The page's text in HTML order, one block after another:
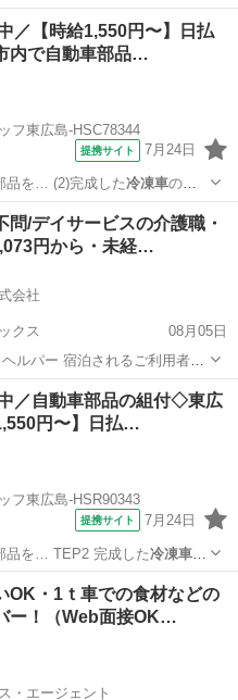
／【時給1,550円〜】日払
内で自動車部品…
フ東広島-HSC78344
提携サイト 7月24日
へ 指示通り部品を… (2)完成した冷凍車の中
問/デイサービスの介護職・
円から・未経…
会社
クス
08月05日
ルパー 宿泊されるご利用者さ
の見守りをすることがメイン
居室巡回 着替え・排泄・服薬
／自動車部品の組付◇東広
円〜】日払…
フ東広島-HSR90343
提携サイト 7月24日
品を… TEP2 完成した冷凍車の
OK・1ｔ車での食材などの
ー！（Web面接OK…
・エージェント